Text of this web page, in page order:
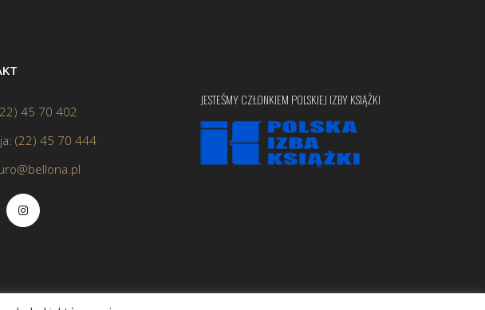
45 70 402
(22) 45 70 444
JESTEŚMY CZŁONKIEM POLSKIEJ IZBY KSIĄŻKI